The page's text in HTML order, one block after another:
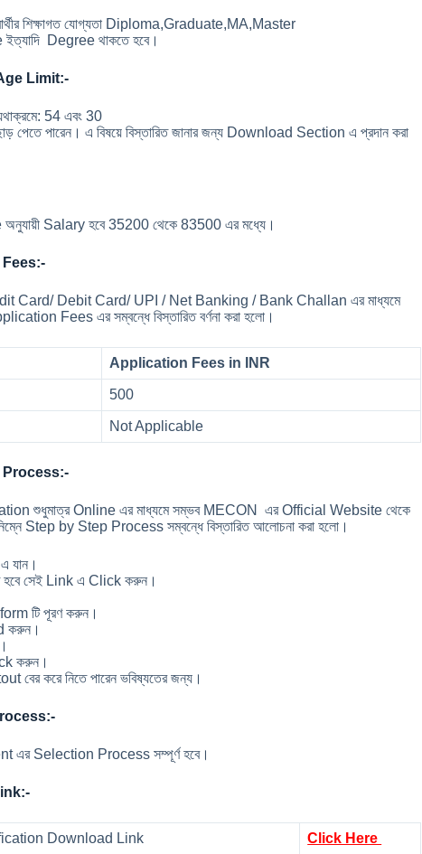
শিক্ষাগত যোগ্যতা Diploma,Graduate,MA,Master
Degree থাকতে হবে।
Limit:-
যথাক্রমে: 54 এবং 30
পেতে পারেন। এ বিষয়ে বিস্তারিত জানার জন্য Download Section এ প্রদান করা
Salary হবে 35200 থেকে 83500 এর মধ্যে।
Card/ Debit Card/ UPI / Net Banking / Bank Challan এর মাধ্যমে
Fees এর সম্বন্ধে বিস্তারিত বর্ণনা করা হলো।
Application Fees in INR
500
Not Applicable
Process:-
শুধুমাত্র Online এর মাধ্যমে সম্ভব MECON এর Official Website থেকে
Step by Step Process সম্বন্ধে বিস্তারিত আলোচনা করা হলো।
যান।
সেই Link এ Click করুন।
টি পূরণ করুন।
করুন।
করুন।
করে নিতে পারেন ভবিষ্যতের জন্য।
এর Selection Process সম্পূর্ণ হবে।
Download Link Click Here